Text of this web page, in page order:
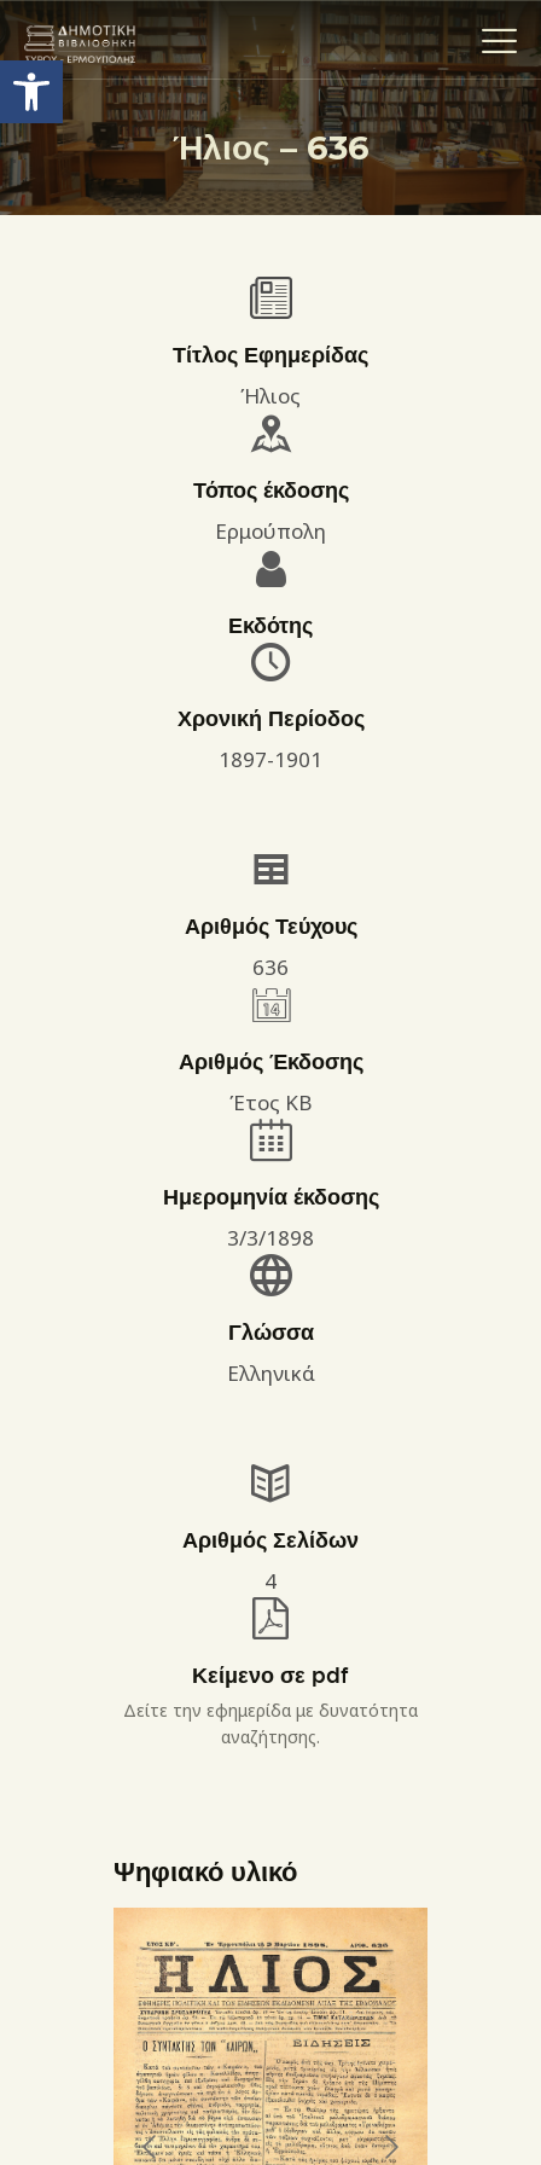
Ανοίξτε τη γραμμή εργαλείων
Ήλιος – 636
Η ΒΙΒΛΙΟΘΗΚΗ
ΟΙ ΣΥΛΛΟΓΈΣ
ΔΡΑΣΤΗΡΙΟΤΗΤΕΣ
ΕΠΙΚΟΙΝΩΝΊΑ
ΌΡΟΙ ΧΡΉΣΗΣ
Τίτλος Εφημερίδας
Ήλιος
Τόπος έκδοσης
Ερμούπολη
Εκδότης
Χρονική Περίοδος
1897-1901
Αριθμός Τεύχους
636
Αριθμός Έκδοσης
Έτος ΚΒ
Ημερομηνία έκδοσης
3/3/1898
Γλώσσα
Ελληνικά
Αριθμός Σελίδων
4
Κείμενο σε pdf
Δείτε την εφημερίδα με δυνατότητα
αναζήτησης.
Ψηφιακό υλικό